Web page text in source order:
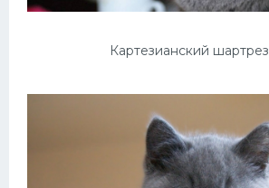
Картезианский шартрез